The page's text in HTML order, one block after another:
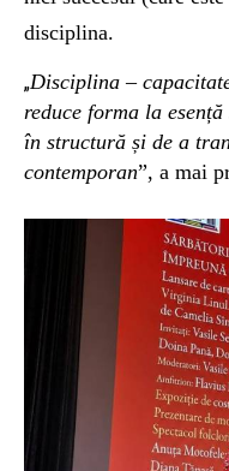
disciplina.
„Disciplina –
reduce forma la
în structură și de a
contemporan”, a mai